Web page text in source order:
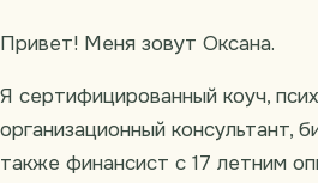
Привет! Меня зовут Оксана.
Я сертифицированный коуч,
организационный консультант,
также финансист с 17 летним